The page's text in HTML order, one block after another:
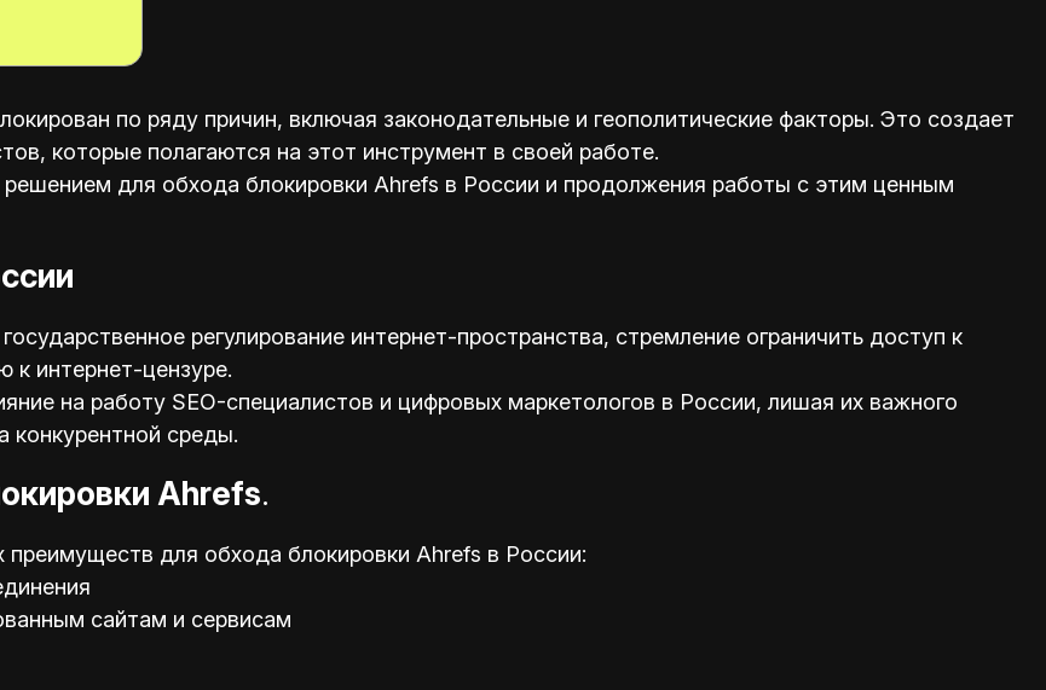
по ряду причин, включая законодательные и геополитические факторы. Это создает
которые полагаются на этот инструмент в своей работе.
для обхода блокировки Ahrefs в России и продолжения работы с этим ценным
регулирование интернет-пространства, стремление ограничить доступ к
интернет-цензуре.
на работу SEO-специалистов и цифровых маркетологов в России, лишая их важного
конкурентной среды.
Ahrefs.
для обхода блокировки Ahrefs в России:
сайтам и сервисам